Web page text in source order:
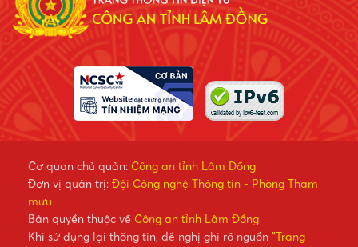
Cơ quan chủ quản: Công an tỉnh Lâm Đồng
Đơn vị quản trị: Đội Công nghệ Thông tin - Phòng Tham
mưu
Bản quyền thuộc về Công an tỉnh Lâm Đồng
Khi sử dụng lại thông tin, đề nghị ghi rõ nguồn "Trang